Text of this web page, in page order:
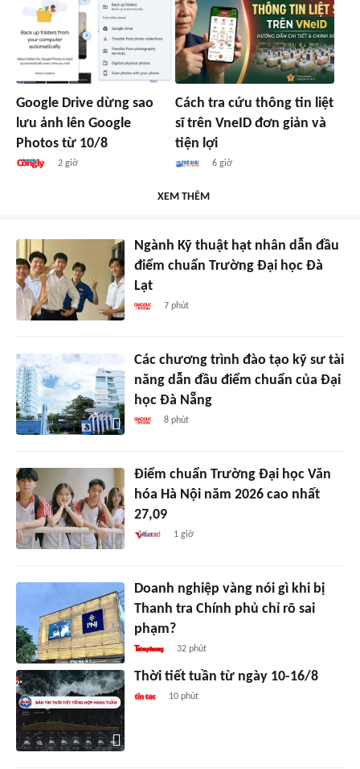
Google Drive dừng sao
lưu ảnh lên Google
Photos từ 10/8
2 giờ
Cách tra cứu thông tin liệt
sĩ trên VneID đơn giản và
tiện lợi
6 giờ
XEM THÊM
Ngành Kỹ thuật hạt nhân dẫn đầu
điểm chuẩn Trường Đại học Đà
Lạt
7 phút
Các chương trình đào tạo kỹ sư tài
năng dẫn đầu điểm chuẩn của Đại
học Đà Nẵng
8 phút
Điểm chuẩn Trường Đại học Văn
hóa Hà Nội năm 2026 cao nhất
27,09
1 giờ
Doanh nghiệp vàng nói gì khi bị
Thanh tra Chính phủ chỉ rõ sai
phạm?
32 phút
Thời tiết tuần từ ngày 10-16/8
10 phút